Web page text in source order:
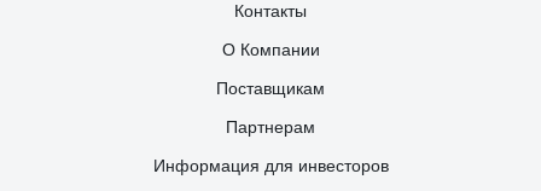
Контакты
О Компании
Поставщикам
Партнерам
Информация для инвесторов